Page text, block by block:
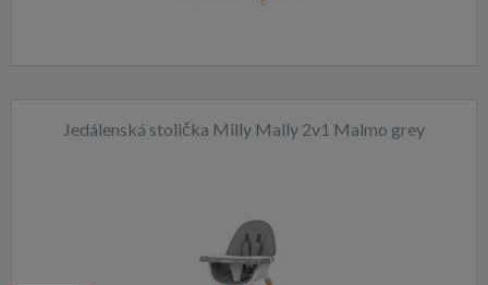
Jedálenská stolička Milly Mally 2v1 Malmo grey